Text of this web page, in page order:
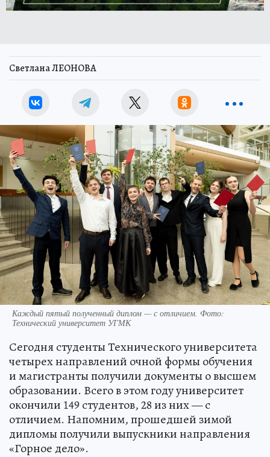
Светлана ЛЕОНОВА
Каждый пятый полученный диплом — с отличием. Фото:
Технический университет УГМК
Сегодня студенты Технического университета
четырех направлений очной формы обучения
и магистранты получили документы о высшем
образовании. Всего в этом году университет
окончили 149 студентов, 28 из них — с
отличием. Напомним, прошедшей зимой
дипломы получили выпускники направления
«Горное дело».